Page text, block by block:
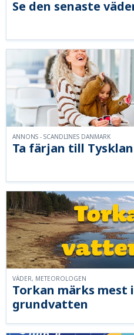
Se den senaste
Ta färjan till
ANNONS - SCANDLINES DANMARK
Torkan märks mest
grundvatten
VÄDER, METEOROLOGEN